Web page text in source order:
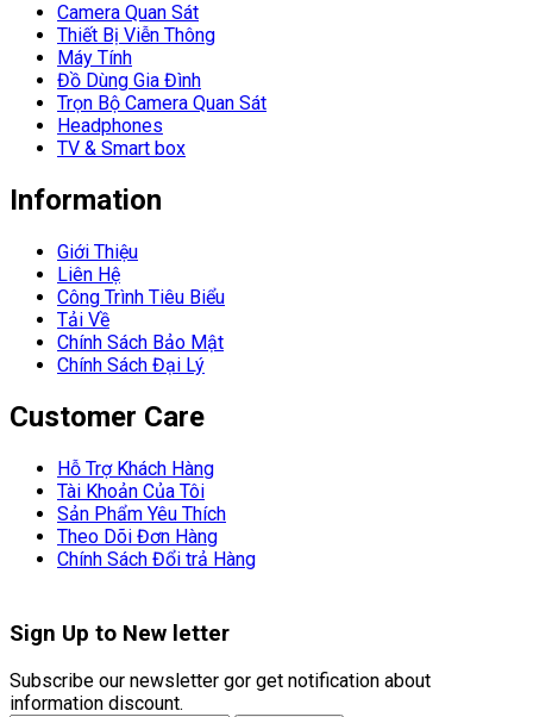
Camera Quan Sát
Thiết Bị Viễn Thông
Máy Tính
Đồ Dùng Gia Đình
Trọn Bộ Camera Quan Sát
Headphones
TV & Smart box
Information
Giới Thiệu
Liên Hệ
Công Trình Tiêu Biểu
Tải Về
Chính Sách Bảo Mật
Chính Sách Đại Lý
Customer Care
Hỗ Trợ Khách Hàng
Tài Khoản Của Tôi
Sản Phẩm Yêu Thích
Theo Dõi Đơn Hàng
Chính Sách Đổi trả Hàng
Sign Up to New letter
Subscribe our newsletter gor get notification about
information discount.